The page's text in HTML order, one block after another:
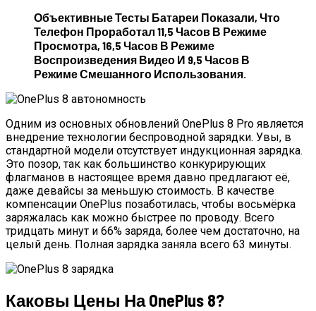
Объективные Тесты Батареи Показали, Что
Телефон Проработал 11,5 Часов В Режиме
Просмотра, 16,5 Часов В Режиме
Воспроизведения Видео И 9,5 Часов В
Режиме Смешанного Использования.
Одним из основных обновлений OnePlus 8 Pro является
внедрение технологии беспроводной зарядки. Увы, в
стандартной модели отсутствует индукционная зарядка.
Это позор, так как большинство конкурирующих
флагманов в настоящее время давно предлагают её,
даже девайсы за меньшую стоимость. В качестве
компенсации OnePlus позаботилась, чтобы восьмёрка
заряжалась как можно быстрее по проводу. Всего
тридцать минут и 66% заряда, более чем достаточно, на
целый день. Полная зарядка заняла всего 63 минуты.
Каковы Цены На OnePlus 8?